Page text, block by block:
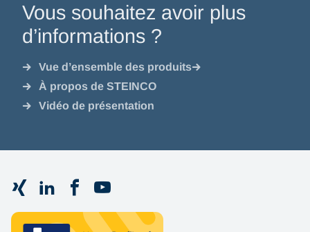
Vous souhaitez avoir plus
d’informations ?
Vue d’ensemble des produits
À propos de STEINCO
Vidéo de présentation